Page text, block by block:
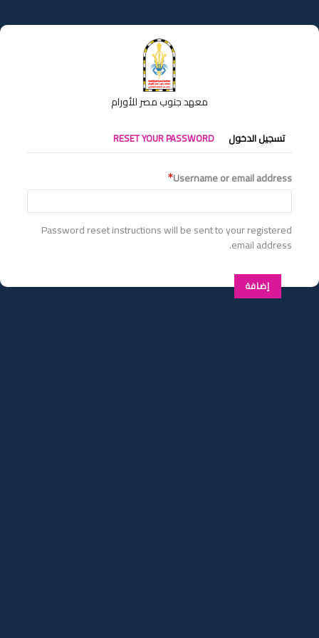
إلى
المحتوى
معهد جنوب مصر للأورام
التبويبات
الأساسية
تسجيل الدخول RESET YOUR PASSWORD
Username or email address
Password reset instructions will be sent to your registered
email address.